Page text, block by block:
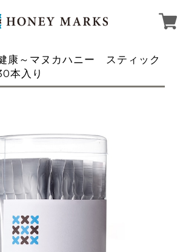
康～マヌカハニー スティック
本入り